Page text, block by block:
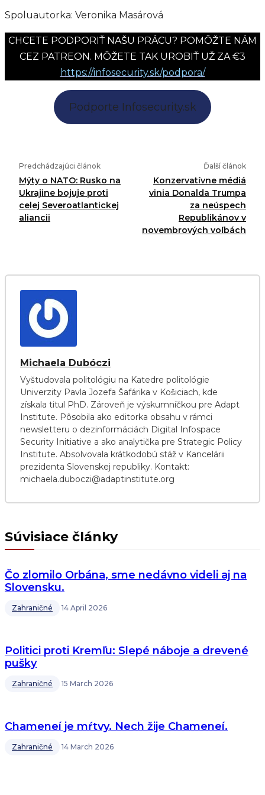
Spoluautorka: Veronika Masárová
CHCETE PODPORIŤ NAŠU PRÁCU? POMÔŽTE NÁM
CEZ PATREON. MÔŽETE TAK UROBIŤ UŽ ZA €3
https://infosecurity.sk/podpora/
Podporte Infosecurity.sk
Predchádzajúci článok
Mýty o NATO: Rusko na
Ukrajine bojuje proti
celej Severoatlantickej
aliancii
Ďalší článok
Konzervatívne médiá
vinia Donalda Trumpa
za neúspech
Republikánov v
novembrových voľbách
Michaela Dubóczi
Vyštudovala politológiu na Katedre politológie
Univerzity Pavla Jozefa Šafárika v Košiciach, kde
získala titul PhD. Zároveň je výskumníčkou pre Adapt
Institute. Pôsobila ako editorka obsahu v rámci
newsletteru o dezinformáciách Digital Infospace
Security Initiative a ako analytička pre Strategic Policy
Institute. Absolvovala krátkodobú stáž v Kancelárii
prezidenta Slovenskej republiky. Kontakt:
michaela.duboczi@adaptinstitute.org
Súvisiace články
Čo zlomilo Orbána, sme nedávno videli aj na
Slovensku.
Zahraničné 14 April 2026
Politici proti Kremľu: Slepé náboje a drevené
pušky
Zahraničné 15 March 2026
Chameneí je mŕtvy. Nech žije Chameneí.
Zahraničné 14 March 2026